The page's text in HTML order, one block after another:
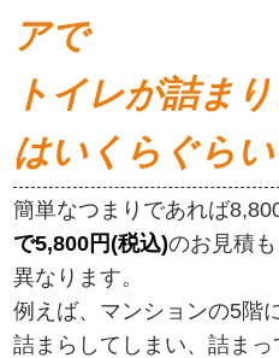
アで
トイレが詰ま
はいくらぐら
簡単なつまりであれば
で5,800円(税込)のお見積
異なります。
例えば、マンションの5階
詰まらしてしまい、詰ま